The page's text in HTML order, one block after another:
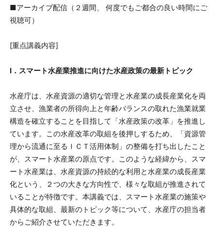
■アーカイブ配信（２週間、 何度でもご都合の良い時間にご
視聴可）
[重点講義内容]
Ⅰ．スマート水産業推進に向けた水産政策の最新トピック
水産庁は、水産資源の適切な管理と水産業の成長産業化を両
立させ、漁業者の所得向上と年齢バランスの取れた漁業就業
構造を確立することを目指して「水産政策の改革」を推進し
ています。この水産改革の取組を後押しするため、「資源管
理から流通に至るＩＣＴ活用体制」の整備を打ち出したこと
が、スマート水産業の原点です。このような経緯から、スマ
ート水産業は、水産資源の持続的な利用と水産業の成長産業
化という、２つの大きな方向性で、様々な取組が推進されて
いることが特徴です。本講義では、スマート水産業の施策や
具体的な取組、最新のトピック等について、水産庁の担当者
からご紹介させていただきます。